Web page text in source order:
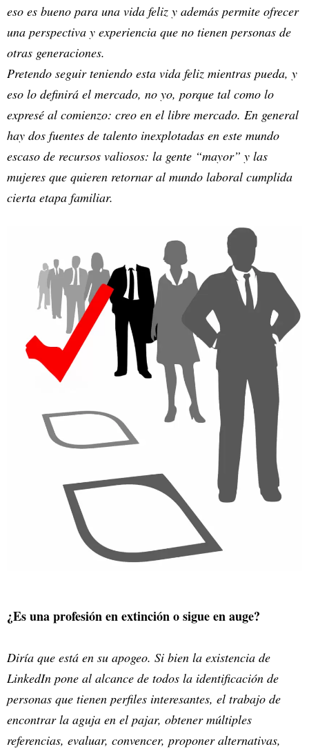
eso es bueno para una vida feliz y además permite ofrecer
una perspectiva y experiencia que no tienen personas de
otras generaciones.
Pretendo seguir teniendo esta vida feliz mientras pueda, y
eso lo definirá el mercado, no yo, porque tal como lo
expresé al comienzo: creo en el libre mercado. En general
hay dos fuentes de talento inexplotadas en este mundo
escaso de recursos valiosos: la gente “mayor” y las
mujeres que quieren retornar al mundo laboral cumplida
cierta etapa familiar.
¿Es una profesión en extinción o sigue en auge?
Diría que está en su apogeo. Si bien la existencia de
LinkedIn pone al alcance de todos la identificación de
personas que tienen perfiles interesantes, el trabajo de
encontrar la aguja en el pajar, obtener múltiples
referencias, evaluar, convencer, proponer alternativas,